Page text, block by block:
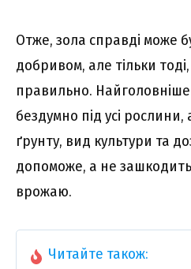
Отже, зола справді може
добривом, але тільки
правильно.
бездумно під усі
ґрунту, вид культури та
допоможе, а не
врожаю.
Читайте також: